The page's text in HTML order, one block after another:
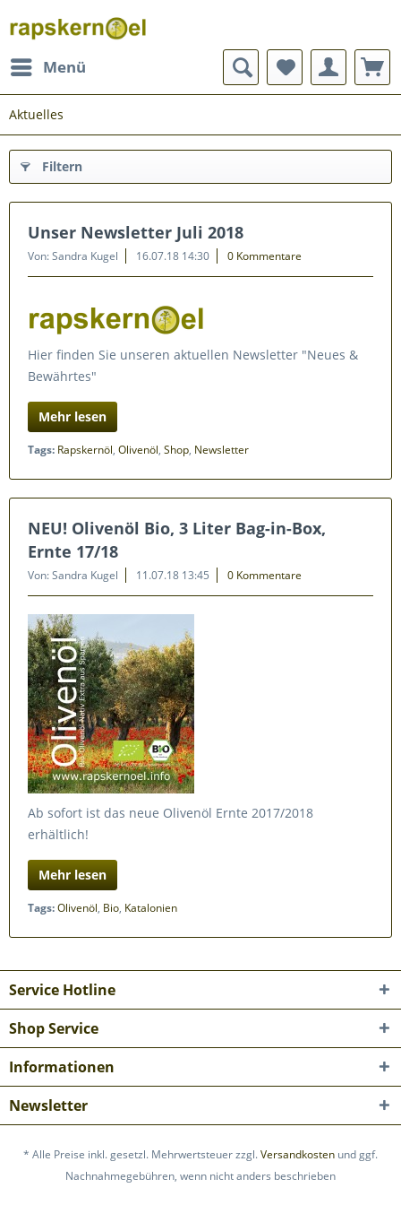
Menü
Aktuelles
Filtern
Unser Newsletter Juli 2018
Von: Sandra Kugel 16.07.18 14:30 0 Kommentare
Hier finden Sie unseren aktuellen Newsletter "Neues &
Bewährtes"
Mehr lesen
Tags: Rapskernöl, Olivenöl, Shop, Newsletter
NEU! Olivenöl Bio, 3 Liter Bag-in-Box,
Ernte 17/18
Von: Sandra Kugel 11.07.18 13:45 0 Kommentare
Ab sofort ist das neue Olivenöl Ernte 2017/2018
erhältlich!
Mehr lesen
Tags:Olivenöl, Bio, Katalonien
Service Hotline
Shop Service
Informationen
Newsletter
* Alle Preise inkl. gesetzl. Mehrwertsteuer zzgl.Versandkosten und ggf.
Nachnahmegebühren, wenn nicht anders beschrieben